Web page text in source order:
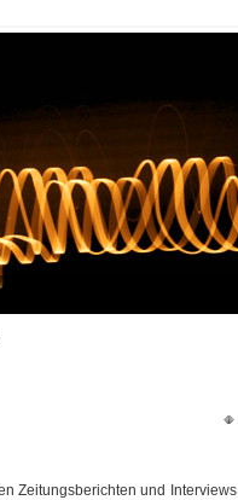
Zeitungsberichten und Interviews